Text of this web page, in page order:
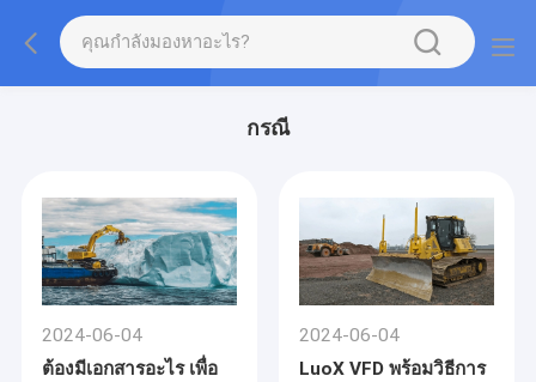
กรณี
2024-06-04
ต้องมีเอกสารอะไร เพื่อ
2024-06-04
LuoX VFD พร้อมวิธีการ